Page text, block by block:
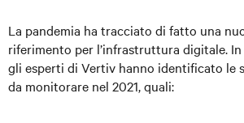
La pandemia ha tracciato di fatto una
riferimento per l’infrastruttura digitale.
gli esperti di Vertiv hanno identificato le
da monitorare nel 2021, quali: